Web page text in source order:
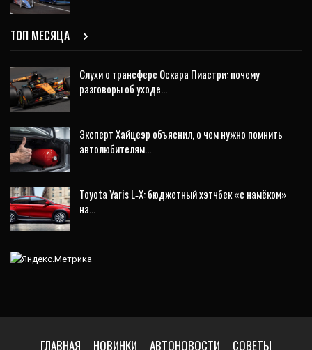
ТОП МЕСЯЦА
Слухи о трансфере Оскара Пиастри: почему
разговоры об уходе…
Эксперт Хайцеэр объяснил, о чем нужно помнить
автолюбителям…
Toyota Yaris L‑X: бюджетный хэтчбек «с намёком»
на…
ГЛАВНАЯ НОВИНКИ АВТОНОВОСТИ СОВЕТЫ